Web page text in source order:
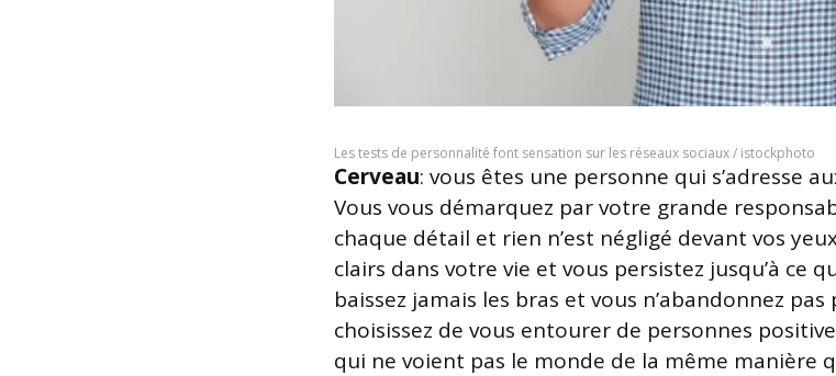
Les tests de personnalité font sensation sur les réseaux sociaux / istockphoto
Cerveau: vous êtes une personne qui s’adresse
Vous vous démarquez par votre grande
chaque détail et rien n’est négligé devant vos
clairs dans votre vie et vous persistez jusqu’à ce
baissez jamais les bras et vous n’abandonnez
choisissez de vous entourer de personnes
qui ne voient pas le monde de la même manière